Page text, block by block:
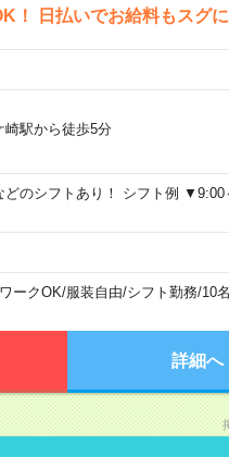
！ 日払いでお給料もスグに
崎駅から徒歩5分
どのシフトあり！ シフト例
ークOK/服装自由/シフト勤務/10
詳細へ